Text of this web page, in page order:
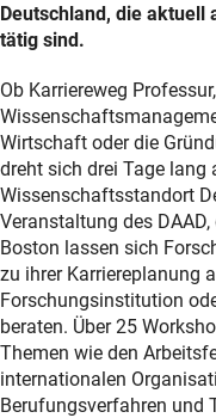
Deutschland, die aktuell
tätig sind.
Ob Karriereweg
Wirtschaft oder die
dreht sich drei Tage lang
Wissenschaftsstandort
Veranstaltung des
Boston lassen sich
zu ihrer Karriereplanung
Forschungsinstitution
beraten. Über 25
Themen wie den
internationalen
Berufungsverfahren und